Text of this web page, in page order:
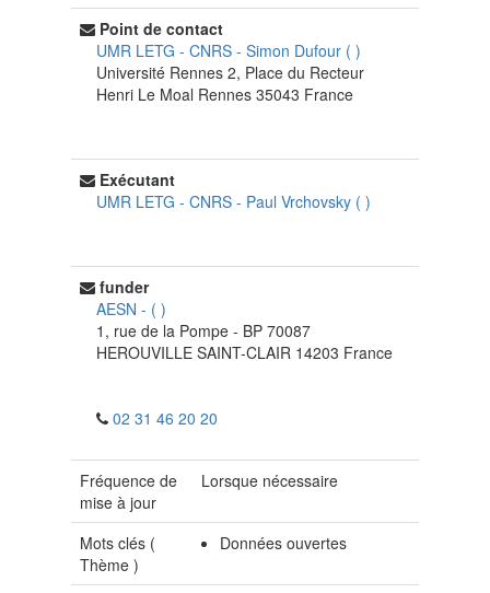
Point de contact
UMR LETG - CNRS - Simon Dufour ( )
Université Rennes 2, Place du Recteur
Henri Le Moal Rennes 35043 France
Exécutant
UMR LETG - CNRS - Paul Vrchovsky ( )
funder
AESN - ( )
1, rue de la Pompe - BP 70087
HEROUVILLE SAINT-CLAIR 14203 France
02 31 46 20 20
Fréquence de
mise à jour
Lorsque nécessaire
Mots clés (
Thème )
Données ouvertes